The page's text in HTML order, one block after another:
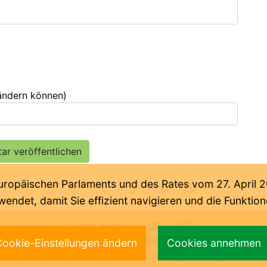
können)
Letzte Änderung: 07.08.2026
Abteilung der Deutschen Bildungsdirektion Bozen
Parlaments und des Rates vom 27. April
damit Sie effizient navigieren und die
Einstellungen ändern Cookies annehmen